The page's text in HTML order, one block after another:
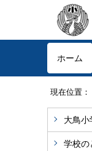
ホーム
現在位置：
大鳥小
学校の